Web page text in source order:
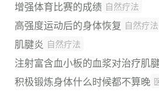
增强体育比赛的成绩 自然疗法
高强度运动后的身体恢复 自然疗法
肌腱炎 自然疗法
注射富含血小板的血浆对治疗肌
积极锻炼身体什么时候都不算晚